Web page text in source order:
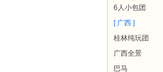
6人小包团
[ 广西 ]
桂林纯玩团
广西全景
巴马